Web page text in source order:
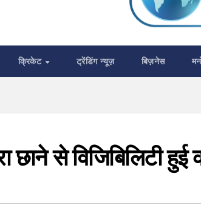
क्रिकेट ट्रेंडिंग न्यूज़ बिज़नेस
छाने से विजिबिलिटी